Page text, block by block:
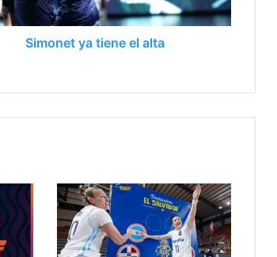
Simonet ya tiene el alta